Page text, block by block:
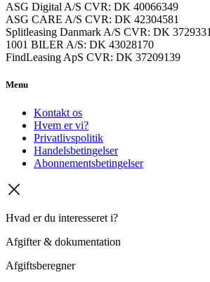
ASG Digital A/S CVR: DK 40066349
ASG CARE A/S CVR: DK 42304581
Splitleasing Danmark A/S CVR: DK
1001 BILER A/S: DK 43028170
FindLeasing ApS CVR: DK 37209139
Menu
Kontakt os
Hvem er vi?
Privatlivspolitik
Handelsbetingelser
Abonnementsbetingelser
Hvad er du interesseret i?
Afgifter & dokumentation
Afgiftsberegner